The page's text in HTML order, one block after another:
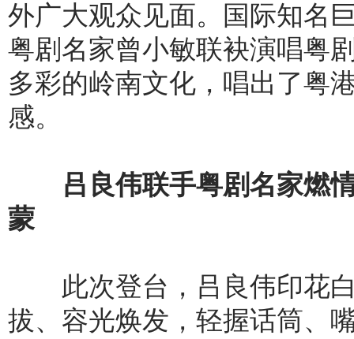
外广大观众见面。国际知名
粤剧名家曾小敏联袂演唱粤
多彩的岭南文化，唱出了粤
感。
吕良伟联手粤剧名家燃情
蒙
此次登台，吕良伟印花白
拔、容光焕发，轻握话筒、